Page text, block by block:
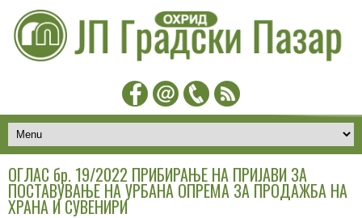
ОГЛАС бр. 19/2022 ПРИБИРАЊЕ НА ПРИЈАВИ ЗА
ПОСТАВУВАЊЕ НА УРБАНА ОПРЕМА ЗА ПРОДАЖБА НА
ХРАНА И СУВЕНИРИ